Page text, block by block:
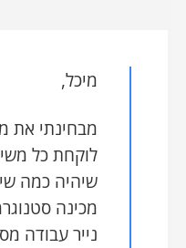
מיכל,
מבחינתי את
לוקחת כל
שיהיה כמה
מכינה
נייר עבודה